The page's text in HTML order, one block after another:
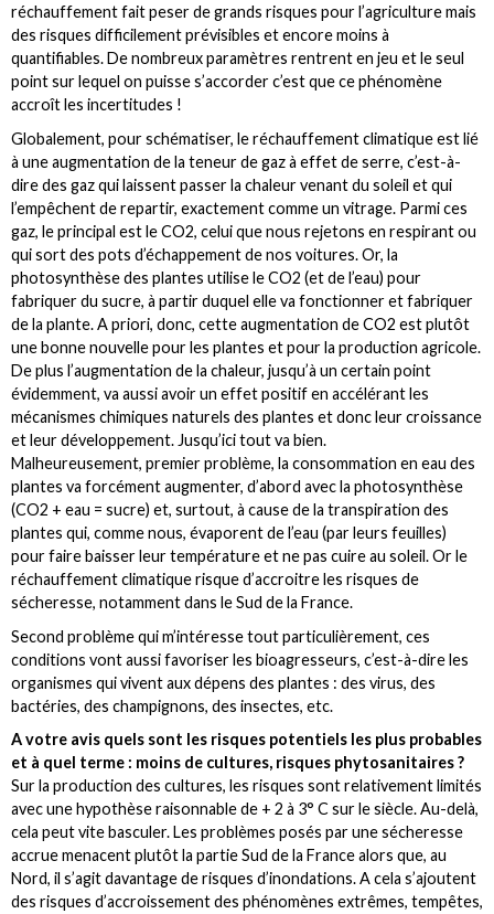
réchauffement fait peser de grands risques pour l’agriculture mais
des risques difficilement prévisibles et encore moins à
quantifiables. De nombreux paramètres rentrent en jeu et le seul
point sur lequel on puisse s’accorder c’est que ce phénomène
accroît les incertitudes !
Globalement, pour schématiser, le réchauffement climatique est lié
à une augmentation de la teneur de gaz à effet de serre, c’est-à-
dire des gaz qui laissent passer la chaleur venant du soleil et qui
l’empêchent de repartir, exactement comme un vitrage. Parmi ces
gaz, le principal est le CO2, celui que nous rejetons en respirant ou
qui sort des pots d’échappement de nos voitures. Or, la
photosynthèse des plantes utilise le CO2 (et de l’eau) pour
fabriquer du sucre, à partir duquel elle va fonctionner et fabriquer
de la plante. A priori, donc, cette augmentation de CO2 est plutôt
une bonne nouvelle pour les plantes et pour la production agricole.
De plus l’augmentation de la chaleur, jusqu’à un certain point
évidemment, va aussi avoir un effet positif en accélérant les
mécanismes chimiques naturels des plantes et donc leur croissance
et leur développement. Jusqu’ici tout va bien.
Malheureusement, premier problème, la consommation en eau des
plantes va forcément augmenter, d’abord avec la photosynthèse
(CO2 + eau = sucre) et, surtout, à cause de la transpiration des
plantes qui, comme nous, évaporent de l’eau (par leurs feuilles)
pour faire baisser leur température et ne pas cuire au soleil. Or le
réchauffement climatique risque d’accroitre les risques de
sécheresse, notamment dans le Sud de la France.
Second problème qui m’intéresse tout particulièrement, ces
conditions vont aussi favoriser les bioagresseurs, c’est-à-dire les
organismes qui vivent aux dépens des plantes : des virus, des
bactéries, des champignons, des insectes, etc.
A votre avis quels sont les risques potentiels les plus probables
et à quel terme : moins de cultures, risques phytosanitaires ?
Sur la production des cultures, les risques sont relativement limités
avec une hypothèse raisonnable de + 2 à 3° C sur le siècle. Au-delà,
cela peut vite basculer. Les problèmes posés par une sécheresse
accrue menacent plutôt la partie Sud de la France alors que, au
Nord, il s’agit davantage de risques d’inondations. A cela s’ajoutent
des risques d’accroissement des phénomènes extrêmes, tempêtes,